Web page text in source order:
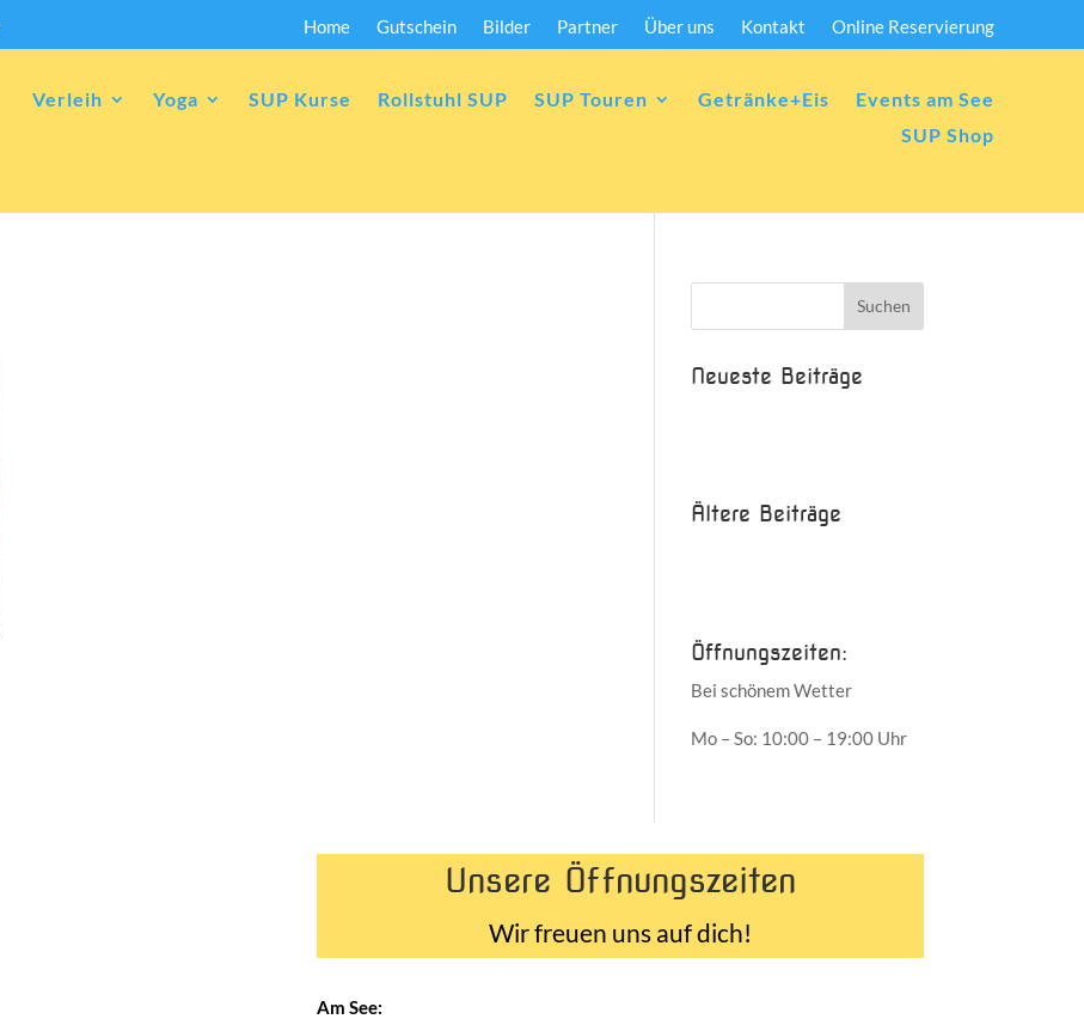
Home Gutschein Bilder Partner Über uns Kontakt Online Reservierung
Verleih Yoga SUP Kurse Rollstuhl SUP SUP Touren Getränke+Eis
Events am See
SUP Shop
Neueste Beiträge
Ältere Beiträge
Öffnungszeiten:
Bei schönem Wetter
Mo – So: 10:00 – 19:00 Uhr
Unsere Öffnungszeiten
Wir freuen uns auf dich!
Am See: